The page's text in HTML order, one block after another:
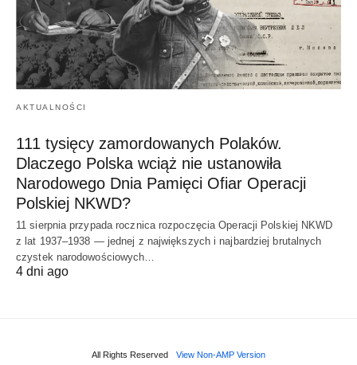
AKTUALNOŚCI
111 tysięcy zamordowanych Polaków.
Dlaczego Polska wciąż nie ustanowiła
Narodowego Dnia Pamięci Ofiar Operacji
Polskiej NKWD?
11 sierpnia przypada rocznica rozpoczęcia Operacji Polskiej NKWD
z lat 1937–1938 — jednej z największych i najbardziej brutalnych
czystek narodowościowych…
4 dni ago
All Rights Reserved View Non-AMP Version